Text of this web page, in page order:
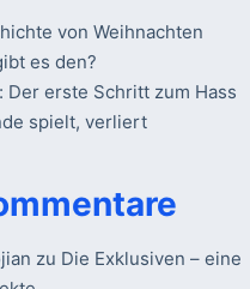
von Weihnachten
es den?
Der erste Schritt zum Hass
spielt, verliert
zu Die Exklusiven – eine